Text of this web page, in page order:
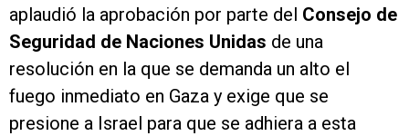
aplaudió la aprobación por parte del Consejo de
Seguridad de Naciones Unidas de una
resolución en la que se demanda un alto el
fuego inmediato en Gaza y exige que se
presione a Israel para que se adhiera a esta